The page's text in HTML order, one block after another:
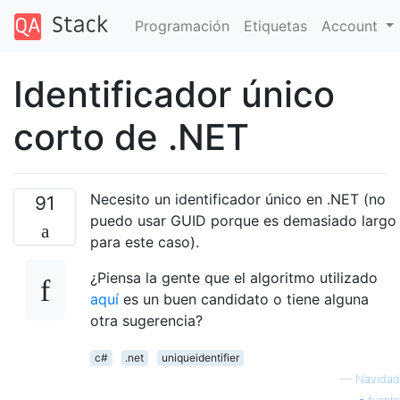
Programación Etiquetas Account
Identificador único
corto de .NET
91
Necesito un identificador único en .NET (no
puedo usar GUID porque es demasiado largo
para este caso).
¿Piensa la gente que el algoritmo utilizado
aquí es un buen candidato o tiene alguna
otra sugerencia?
c# .net
uniqueidentifier
— Navidad